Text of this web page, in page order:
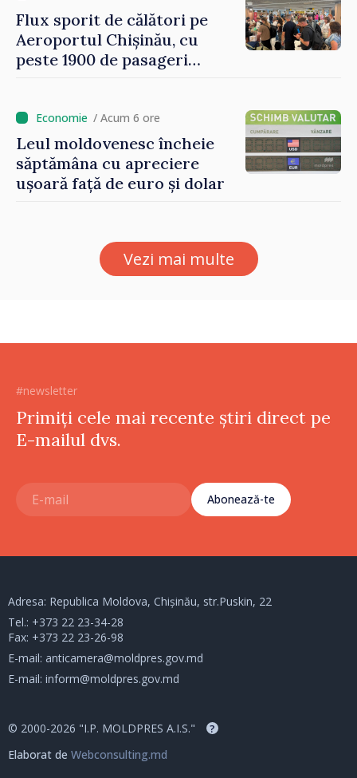
Flux sporit de călători pe
Aeroportul Chișinău, cu
peste 1900 de pasageri
/ Acum 6 ore
Leul moldovenesc încheie
săptămâna cu apreciere
ușoară față de euro și dolar
Vezi mai multe
#newsletter
Primiți cele mai recente știri direct pe
E-mailul dvs.
Abonează-te
Adresa: Republica Moldova, Chișinău, str.Puskin, 22
Tel.: +373 22 23-34-28
Fax: +373 22 23-26-98
E-mail: anticamera@moldpres.gov.md
E-mail: inform@moldpres.gov.md
© 2000-2026 "I.P. MOLDPRES A.I.S." ?
Elaborat de Webconsulting.md